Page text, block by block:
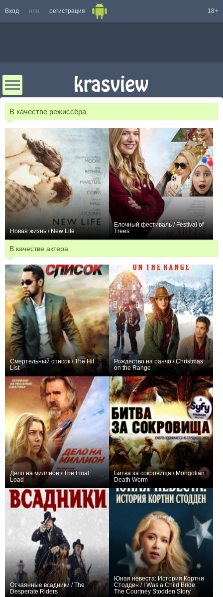
Вход или регистрация 18+
В качестве режиссёра
Новая жизнь / New Life
Елочный фестиваль / Festival of
Trees
В качестве актера
Смертельный список / The Hit
List
Рождество на ранчо / Christmas
on the Range
Дело на миллион / The Final
Load
Битва за сокровища / Mongolian
Death Worm
Отчаянные всадники / The
Desperate Riders
Юная невеста: История Кортни
Стодден / I Was a Child Bride:
The Courtney Stodden Story